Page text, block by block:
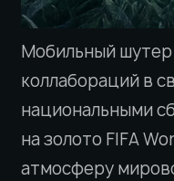
Мобильный шутер
коллабораций в
национальными
на золото FIFA
атмосферу